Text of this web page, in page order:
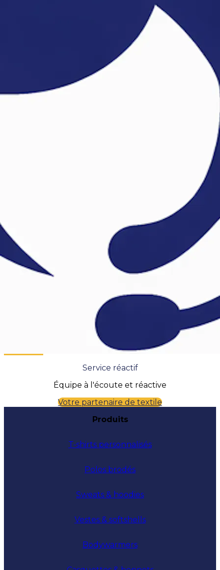
Service réactif
Équipe à l'écoute et réactive
Votre partenaire de textile
Produits
T-shirts personnalisés
Polos brodés
Sweats & hoodies
Vestes & softshells
Bodywarmers